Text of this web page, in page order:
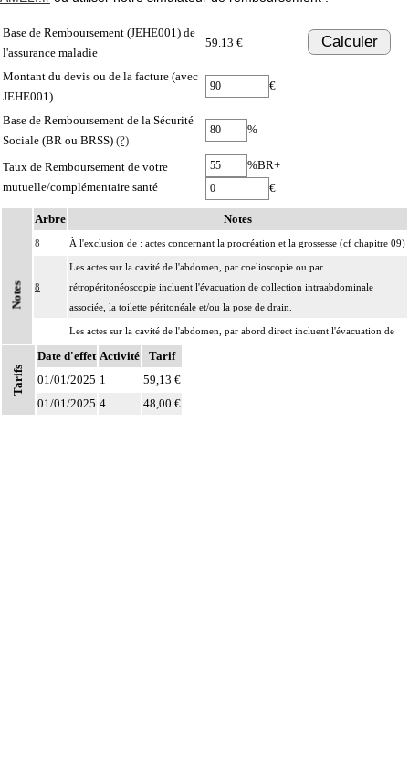
Base de Remboursement (JEHE001) de
l'assurance maladie
59.13 € Calculer
Montant du devis ou de la facture (avec
JEHE001)
€
Base de Remboursement de la Sécurité
Sociale (BR ou BRSS) (?)
%
Taux de Remboursement de votre
mutuelle/complémentaire santé
%BR+
€
Notes
Arbre Notes
8 À l'exclusion de : actes concernant la procréation et la grossesse (cf chapitre 09)
8
Les actes sur la cavité de l'abdomen, par coelioscopie ou par
rétropéritonéoscopie incluent l'évacuation de collection intraabdominale
associée, la toilette péritonéale et/ou la pose de drain.
8
Les actes sur la cavité de l'abdomen, par abord direct incluent l'évacuation de
collection intraabdominale associée, la toilette péritonéale et/ou la pose de
drain.
Tarifs
Date d'effet Activité
Tarif
01/01/2025 1
59,13 €
01/01/2025 4 48,00 €